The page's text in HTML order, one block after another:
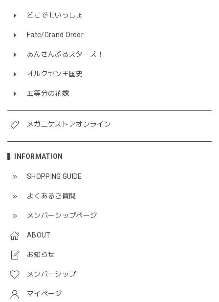
どこでもいっしょ
Fate/Grand Order
あんさんぶるスターズ！
オルクセン王国史
五等分の花嫁
メガニケストアオンライン
INFORMATION
SHOPPING GUIDE
よくあるご質問
メンバーシップページ
ABOUT
お知らせ
メンバーシップ
マイページ